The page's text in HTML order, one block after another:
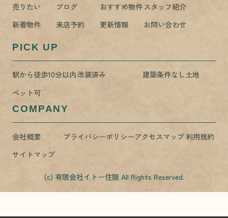
売りたい
ブログ おすすめ物件スタッフ紹介
新着物件
来店予約 更新情報 お問い合わせ
PICK UP
駅から徒歩10分以内改装済み
建築条件なし土地
ペット可
COMPANY
会社概要 プライバシーポリシーアクセスマップ利用規約
サイトマップ
(c) 有限会社イトー住販 All Rights Reserved.